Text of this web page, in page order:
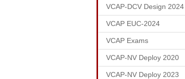
VCAP-DCV Design 2024
VCAP EUC-2024
VCAP Exams
VCAP-NV Deploy 2020
VCAP-NV Deploy 2023